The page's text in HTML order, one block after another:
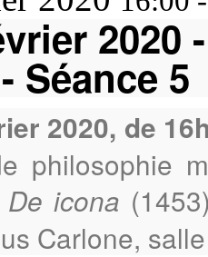
2020
Séance 5
2020, de
philosophie
De icona
Carlone,